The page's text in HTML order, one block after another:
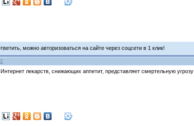
можно авторизоваться на сайте через соцсети в 1 клик!
2
лекарств, снижающих аппетит, представляет смертельную